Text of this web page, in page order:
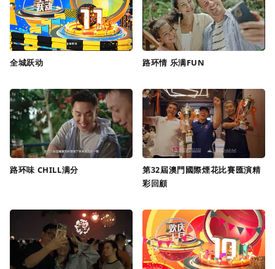
全城跃动 路环情 乐满FUN
路环味 CHILL满分
第32屆澳門國際煙花比賽匯演精
彩回顧